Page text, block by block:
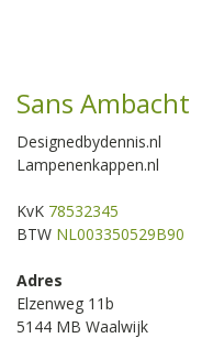
Sans Ambacht
Designedbydennis.nl
Lampenenkappen.nl
KvK 78532345
BTW NL003350529B90
Adres
Elzenweg 11b
5144 MB Waalwijk